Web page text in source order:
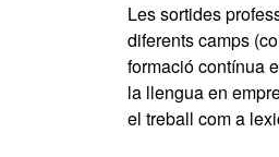
Les sortides
diferents camps
formació contínua
la llengua en
el treball com a